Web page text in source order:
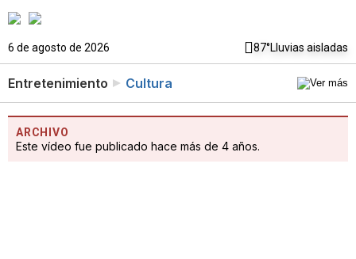
6 de agosto de 2026 87°Lluvias aisladas
Entretenimiento Cultura
ARCHIVO
Este vídeo fue publicado hace más de 4 años.